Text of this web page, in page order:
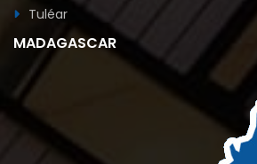
Tuléar
MADAGASCAR